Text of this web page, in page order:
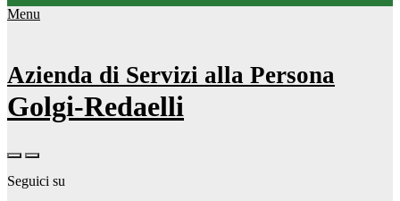
Menu
Azienda di Servizi alla Persona
Golgi-Redaelli
Seguici su